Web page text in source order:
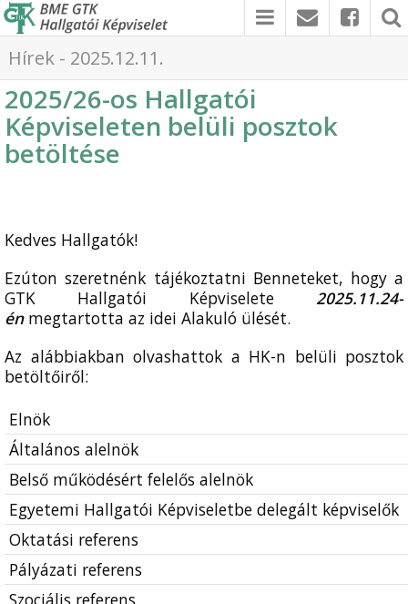
Hírek - 2025.12.11.
2025/26-os Hallgatói
Képviseleten belüli posztok
betöltése
Kedves Hallgatók!
Ezúton szeretnénk tájékoztatni Benneteket, hogy a
GTK Hallgatói Képviselete 2025.11.24-
énmegtartotta az idei Alakuló ülését.
Az alábbiakban olvashattok a HK-n belüli posztok
betöltőiről:
Elnök
Általános alelnök
Belső működésért felelős alelnök
Egyetemi Hallgatói Képviseletbe delegált képviselők
Oktatási referens
Pályázati referens
Szociális referens